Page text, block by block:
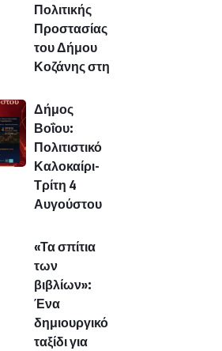
Πολιτικής
Προστασίας
του Δήμου
Κοζάνης στη
Δήμος
Βοΐου:
Πολιτιστικό
Καλοκαίρι-
Τρίτη 4
Αυγούστου
«Τα σπίτια
των
βιβλίων»:
Ένα
δημιουργικό
ταξίδι για